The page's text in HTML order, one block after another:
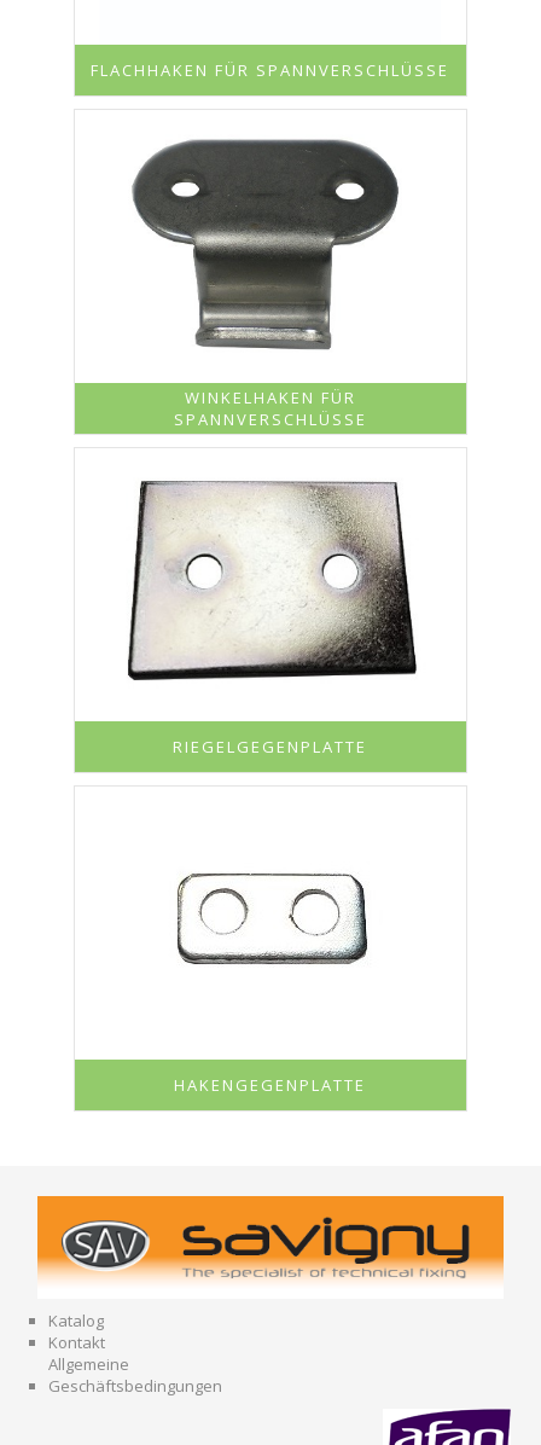
FLACHHAKEN FÜR SPANNVERSCHLÜSSE
WINKELHAKEN FÜR
SPANNVERSCHLÜSSE
RIEGELGEGENPLATTE
HAKENGEGENPLATTE
Katalog
Kontakt
Allgemeine
Geschäftsbedingungen